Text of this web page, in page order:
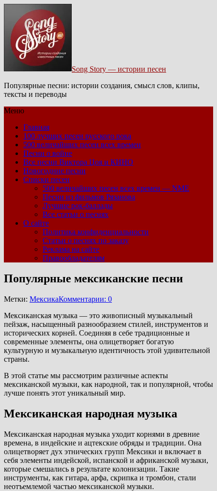
Song Story — истории песен
Популярные песни: истории создания, смысл слов, клипы,
тексты и переводы
Меню
Главная
100 лучших песен русского рока
500 величайших песен всех времен
Песни о войне
Все песни Виктора Цоя и КИНО
Новогодние песни
Списки песен
500 величайших песен всех времен — NME
Песни из фильмов Рязанова
Лучшие рок-баллады
Все статьи о песнях
О сайте
Политика конфиденциальности
Статьи о песнях по заказу
Реклама на сайте
Правообладателям
Популярные мексиканские песни
Метки: МексикаКомментарии: 0
Мексиканская музыка — это живописный музыкальный
пейзаж, насыщенный разнообразием стилей, инструментов и
исторических корней. Соединяя в себе традиционные и
современные элементы, она олицетворяет богатую
культурную и музыкальную идентичность этой удивительной
страны.
В этой статье мы рассмотрим различные аспекты
мексиканской музыки, как народной, так и популярной, чтобы
лучше понять этот уникальный мир.
Мексиканская народная музыка
Мексиканская народная музыка уходит корнями в древние
времена, в индейские и ацтекские обряды и традиции. Она
олицетворяет дух этнических групп Мексики и включает в
себя элементы индейской, испанской и африканской музыки,
которые смешались в результате колонизации. Такие
инструменты, как гитара, арфа, скрипка и тромбон, стали
неотъемлемой частью мексиканской музыки.